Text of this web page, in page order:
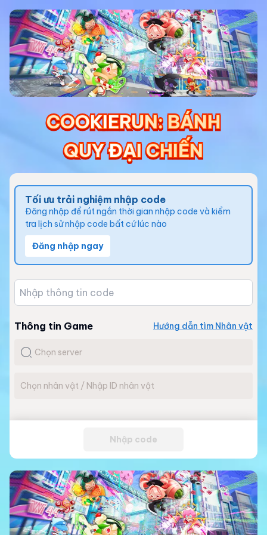
COOKIERUN: BÁNH
QUY ĐẠI CHIẾN
COOKIERUN: BÁNH
QUY ĐẠI CHIẾN
COOKIERUN: BÁNH
QUY ĐẠI CHIẾN
COOKIERUN: BÁNH
QUY ĐẠI CHIẾN
Tối ưu trải nghiệm nhập code
Đăng nhập để rút ngắn thời gian nhập code và kiểm
tra lịch sử nhập code bất cứ lúc nào
Đăng nhập ngay
Thông tin Game Hướng dẫn tìm Nhân vật
Nhập code